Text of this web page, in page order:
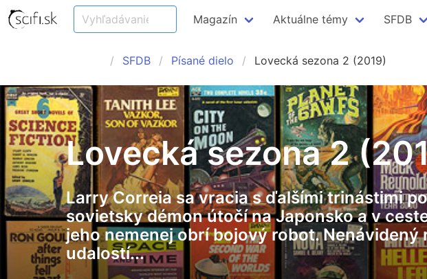
Magazín Aktuálne témy SFDB
SFDB Písané dielo Lovecká sezona 2 (2019)
Lovecká sezona 2
Larry Correia sa vracia s ďalšími trinástimi
sovietsky démon útočí na Japonsko a v
jeho nemenej obrí bojový robot.
udalostí...